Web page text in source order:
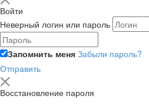
Войти
Неверный логин или пароль
Запомнить меня Забыли пароль?
Отправить
Восстановление пароля